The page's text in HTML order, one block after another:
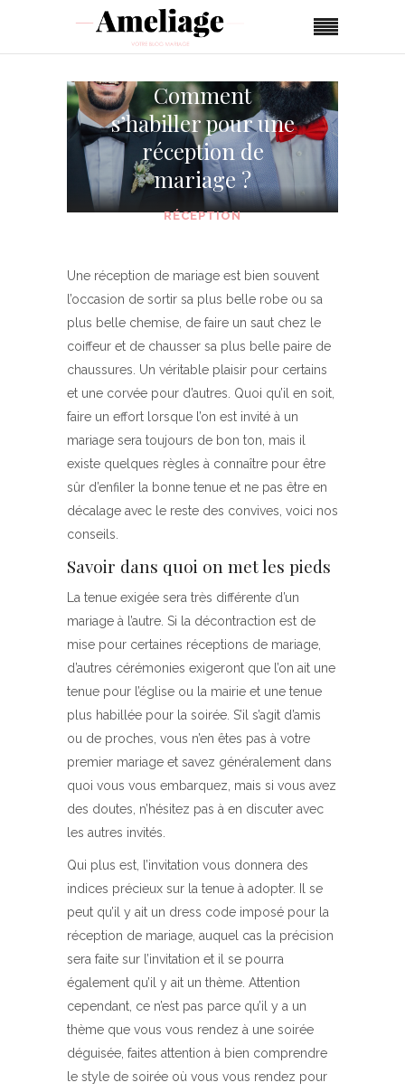
Comment
s’habiller pour une
réception de
mariage ?
RÉCEPTION
Une réception de mariage est bien souvent
l’occasion de sortir sa plus belle robe ou sa
plus belle chemise, de faire un saut chez le
coiffeur et de chausser sa plus belle paire de
chaussures. Un véritable plaisir pour certains
et une corvée pour d’autres. Quoi qu’il en soit,
faire un effort lorsque l’on est invité à un
mariage sera toujours de bon ton, mais il
existe quelques règles à connaître pour être
sûr d’enfiler la bonne tenue et ne pas être en
décalage avec le reste des convives, voici nos
conseils.
Savoir dans quoi on met les pieds
La tenue exigée sera très différente d’un
mariage à l’autre. Si la décontraction est de
mise pour certaines réceptions de mariage,
d’autres cérémonies exigeront que l’on ait une
tenue pour l’église ou la mairie et une tenue
plus habillée pour la soirée. S’il s’agit d’amis
ou de proches, vous n’en êtes pas à votre
premier mariage et savez généralement dans
quoi vous vous embarquez, mais si vous avez
des doutes, n’hésitez pas à en discuter avec
les autres invités.
Qui plus est, l’invitation vous donnera des
indices précieux sur la tenue à adopter. Il se
peut qu’il y ait un dress code imposé pour la
réception de mariage, auquel cas la précision
sera faite sur l’invitation et il se pourra
également qu’il y ait un thème. Attention
cependant, ce n’est pas parce qu’il y a un
thème que vous vous rendez à une soirée
déguisée, faites attention à bien comprendre
le style de soirée où vous vous rendez pour